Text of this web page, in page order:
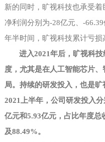
新的同时，旷视科技也承受
净利润分别为-28亿元、-
年半时间，旷视科技累计亏损
进入2021年后，旷视科
度，尤其是在人工智能芯片
局。持续的研发投入，也是
2021上半年，公司研发投入
亿元和5.93亿元，占比年度
及88.49%。